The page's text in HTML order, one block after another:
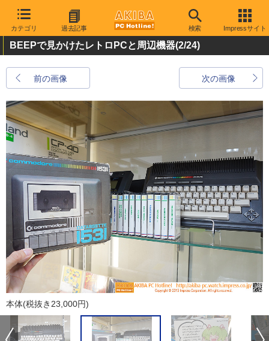
カテゴリ 過去記事 検索 Impressサイト
BEEPで見かけたレトロPCと周辺機器(2/24)
前の画像 次の画像
本体(税抜き23,000円)